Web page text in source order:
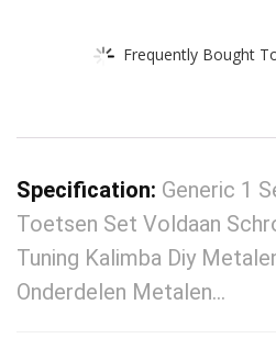
Frequently Bought
Specification: Generic 1
Toetsen Set Voldaan
Tuning Kalimba Diy
Onderdelen Metalen…